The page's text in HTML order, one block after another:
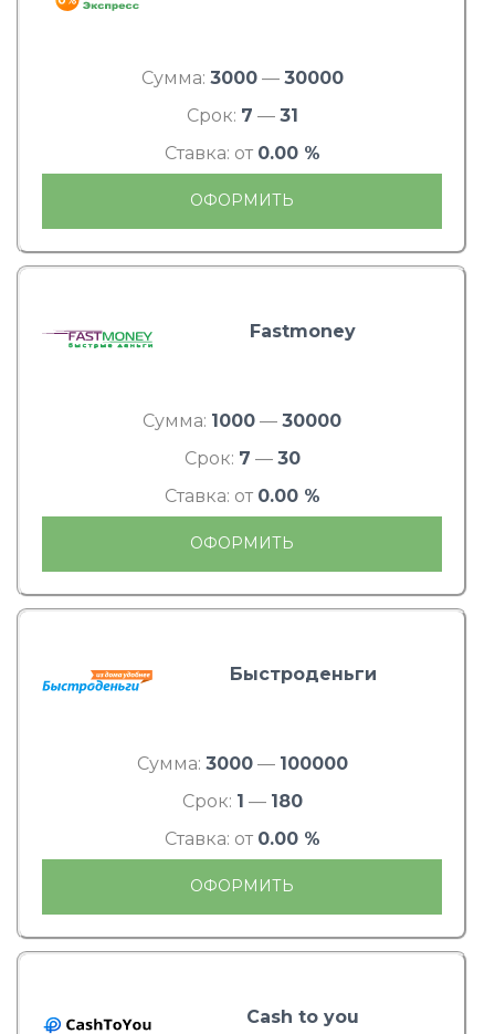
Сумма: 3000— 30000
Срок: 7 — 31
Ставка: от 0.00 %
ОФОРМИТЬ
Fastmoney
Сумма: 1000 — 30000
Срок: 7 — 30
Ставка: от 0.00 %
ОФОРМИТЬ
Быстроденьги
Сумма: 3000— 100000
Срок: 1 — 180
Ставка: от 0.00 %
ОФОРМИТЬ
Cash to you